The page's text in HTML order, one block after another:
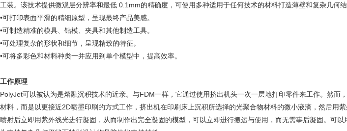
工装。该技术提供微观层分辨率和最低 0.1mm的精确度，可使用多种适用于任何技术的材料打造薄壁和复杂几何结
•可打印表面平滑的精细原型，呈现最终产品美感。
•可制造精准的模具、钻模、夹具和其他制造工具。
•可处理复杂的形状和细节，呈现精致的特征。
•可将多彩色和材料种类一并应用到单个模型中，提高效率。
工作原理
PolyJet可以被认为是熔融沉积技术的近亲。与FDM一样，它通过使用挤出机头一次一层地打印零件来工作。然而
材料，而是以更接近2D喷墨印刷的方式工作，挤出机在印刷床上沉积所选择的光聚合物材料的微小液滴，然后用
喷射后立即用紫外线光进行凝固，从而制作出完全凝固的模型，可以立即进行搬运与使用，而无需事后凝固。可